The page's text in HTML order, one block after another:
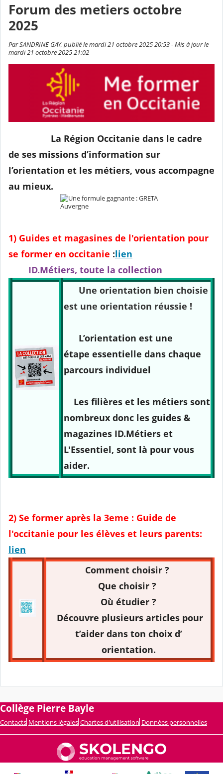
Forum des metiers octobre
2025
Par SANDRINE GAY, publié le mardi 21 octobre 2025 20:53 - Mis à jour le
mardi 21 octobre 2025 21:02
La Région Occitanie dans le cadre
de ses missions d’information sur
l’orientation et les métiers, vous accompagne
au mieux.
1) Guides et magasines de l'orientation pour
se former en occitanie :lien
ID.Métiers, toute la collection
Une orientation bien choisie
est une orientation réussie !
L’orientation est une
étape essentielle dans chaque
parcours individuel
Les filières et les métiers sont
nombreux donc les guides &
magazines ID.Métiers et
L'Essentiel, sont là pour vous
aider.
2) Se former après la 3eme : Guide de
l'occitanie pour les élèves et leurs parents:
lien
Comment choisir ?
Que choisir ?
Où étudier ?
Découvre plusieurs articles pour
t’aider dans ton choix d’
orientation.
Collège Pierre Bayle
Contacts Mentions légales Chartes d'utilisation Données personnelles